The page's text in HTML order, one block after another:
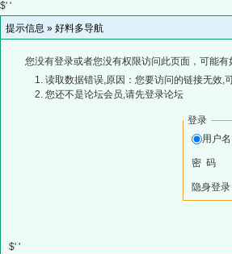
$' '
提示信息 » 好料多导航
您没有登录或者您没有权限访问此页面，可能有
读取数据错误,原因：您要访问的链接无效,
您还不是论坛会员,请先登录论坛
登录
用户
密 码
隐身登录
$' '